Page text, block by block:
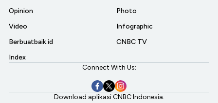
Opinion
Video
Berbuatbaik.id
Index
Photo
Infographic
CNBC TV
Connect With Us:
Download aplikasi CNBC Indonesia: